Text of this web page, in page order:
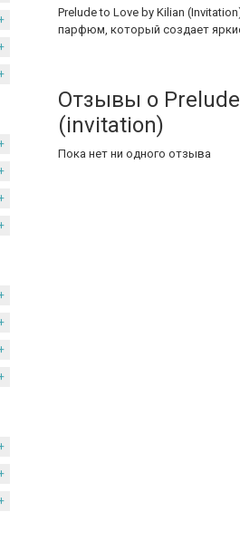
Prelude to Love by Kilian
парфюм, который создает
Отзывы о
(invitation)
Пока нет ни одного отзыва